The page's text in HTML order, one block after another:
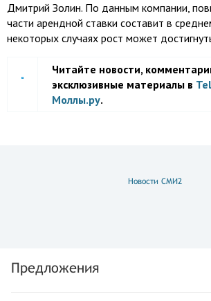
Дмитрий Золин. По данным компании,
части арендной ставки составит в
некоторых случаях рост может
Читайте новости,
эксклюзивные материалы в
Моллы.ру.
Новости СМИ2
Предложения